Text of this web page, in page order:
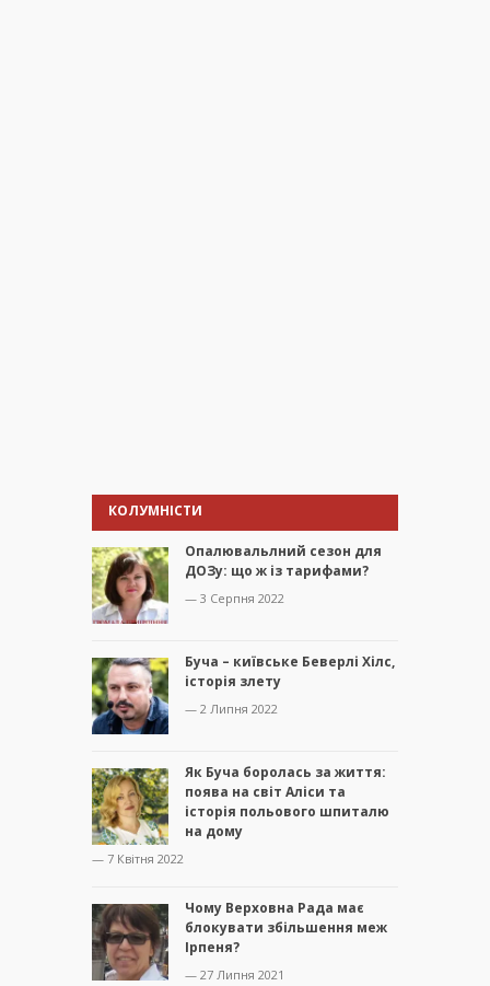
КОЛУМНІСТИ
Опалювальлний сезон для
ДОЗу: що ж із тарифами?
— 3 Серпня 2022
Буча – київське Беверлі Хілс,
історія злету
— 2 Липня 2022
Як Буча боролась за життя:
поява на світ Аліси та
історія польового шпиталю
на дому
— 7 Квітня 2022
Чому Верховна Рада має
блокувати збільшення меж
Ірпеня?
— 27 Липня 2021